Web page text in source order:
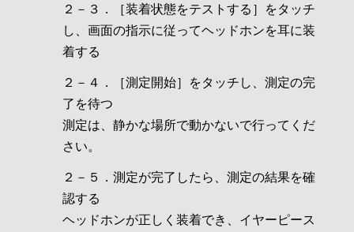
２－３．［装着状態をテストする］をタッチ
し、画面の指示に従ってヘッドホンを耳に装
着する
２－４．［測定開始］をタッチし、測定の完
了を待つ
測定は、静かな場所で動かないで行ってくだ
さい。
２－５．測定が完了したら、測定の結果を確
認する
ヘッドホンが正しく装着でき、イヤーピース